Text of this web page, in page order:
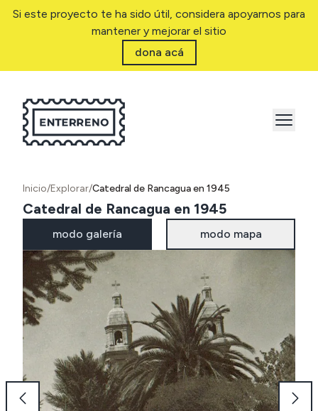
Si este proyecto te ha sido útil, considera apoyarnos para
mantener y mejorar el sitio
dona acá
Inicio/Explorar/Catedral de Rancagua en 1945
Catedral de Rancagua en 1945
modo galería modo mapa